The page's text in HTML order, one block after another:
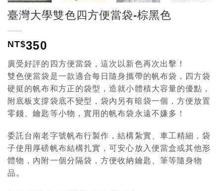
臺灣大學雙色四方便當袋-棕黑色
NT$350
廣受好評的四方便當袋，這次以新色再次出擊！
雙色便當袋是一款適合每日隨身攜帶的帆布袋，四方袋
硬挺的帆布和方正的袋型，造就小體積大容量的優點，
附底板支撐袋底不變型，袋內另有暗袋一個，方便放置
零錢、鑰匙等小物，實用的帆布袋永遠不嫌多！
委託台南老字號帆布行製作，結構紮實、車工精細，袋
子使用厚磅帆布結構扎實，可安心放入便當盒或其他形
體物，內附一個分隔袋，方便收納鑰匙、筆等隨身物
品。